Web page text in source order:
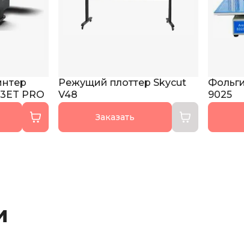
PRO
Режущий плоттер Skycut
V48
Заказать
9025